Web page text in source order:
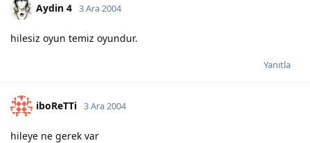
Aydin 4 3 Ara 2004
hilesiz oyun temiz oyundur.
Yanıtla
iboReTTi 3 Ara 2004
hileye ne gerek var